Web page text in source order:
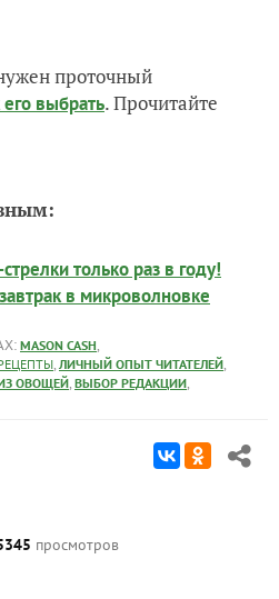
проточный
его выбрать. Прочитайте
только раз в году!
в микроволновке
MASON CASH,
, ЛИЧНЫЙ ОПЫТ ЧИТАТЕЛЕЙ,
ОВОЩЕЙ, ВЫБОР РЕДАКЦИИ,
просмотров